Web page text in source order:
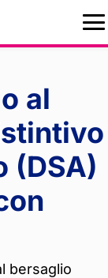
al
(DSA)
bersaglio